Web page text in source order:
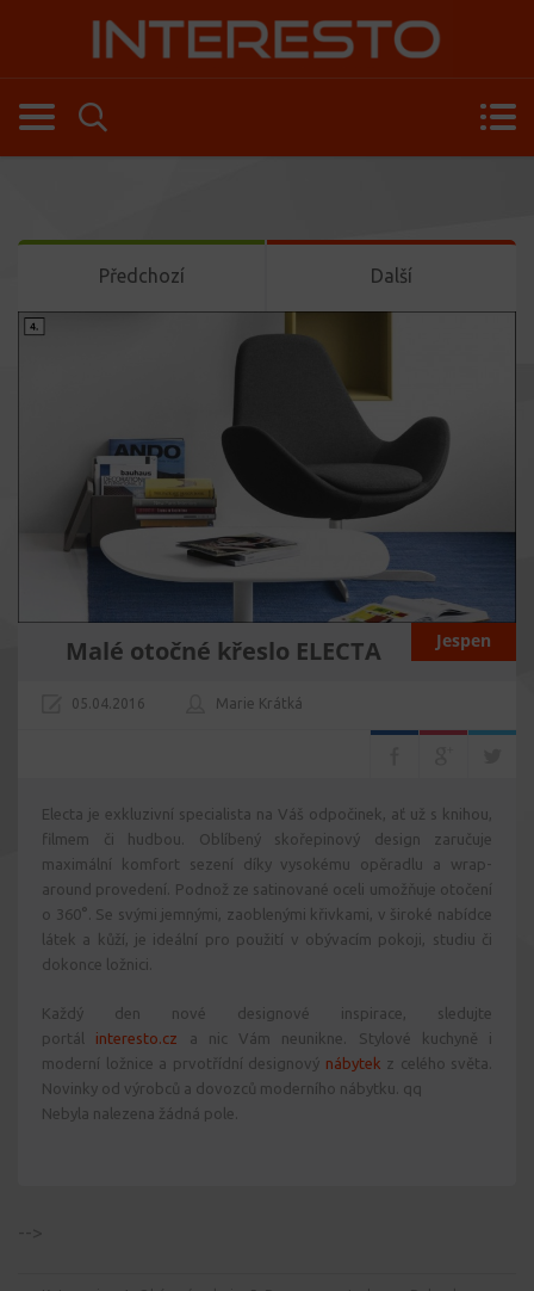
Předchozí Další
Jespen
Malé otočné křeslo ELECTA
05.04.2016 Marie Krátká
Electa je exkluzivní specialista na Váš odpočinek, ať už s knihou,
filmem či hudbou. Oblíbený skořepinový design zaručuje
maximální komfort sezení díky vysokému opěradlu a wrap-
around provedení. Podnož ze satinované oceli umožňuje otočení
o 360°. Se svými jemnými, zaoblenými křivkami, v široké nabídce
látek a kůží, je ideální pro použití v obývacím pokoji, studiu či
dokonce ložnici.
Každý den nové designové inspirace, sledujte
portál interesto.cz a nic Vám neunikne. Stylové kuchyně i
moderní ložnice a prvotřídní designový nábytek z celého světa.
Novinky od výrobců a dovozců moderního nábytku. qq
Nebyla nalezena žádná pole.